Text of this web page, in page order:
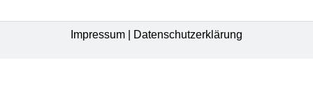
Impressum Datenschutzerklärung